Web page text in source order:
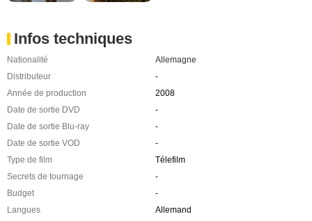
Infos techniques
Nationalité
Allemagne
Distributeur
-
Année de production
2008
Date de sortie DVD
-
Date de sortie Blu-ray
-
Date de sortie VOD
-
Type de film
Télefilm
Secrets de tournage
-
Budget
-
Langues
Allemand